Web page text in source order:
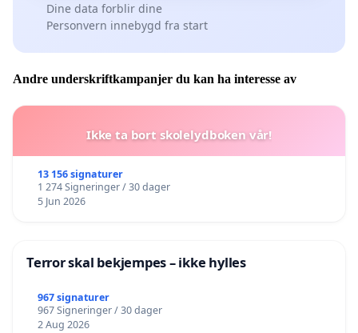
Dine data forblir dine
Personvern innebygd fra start
Andre underskriftkampanjer du kan ha interesse av
Ikke ta bort skolelydboken vår!
13 156 signaturer
1 274 Signeringer / 30 dager
5 Jun 2026
Terror skal bekjempes – ikke hylles
967 signaturer
967 Signeringer / 30 dager
2 Aug 2026